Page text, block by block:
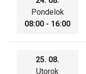
Pondelok
08:00 - 16:00
25. 08.
Utorok